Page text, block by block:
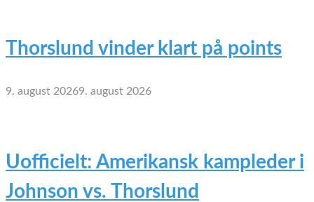
Thorslund vinder klart på points
9. august 20269. august 2026
Uofficielt: Amerikansk kampleder i
Johnson vs. Thorslund